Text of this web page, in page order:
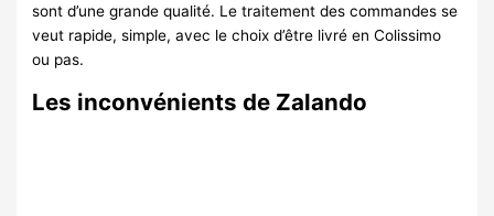
sont d’une grande qualité. Le traitement des commandes se
veut rapide, simple, avec le choix d’être livré en Colissimo
ou pas.
Les inconvénients de Zalando